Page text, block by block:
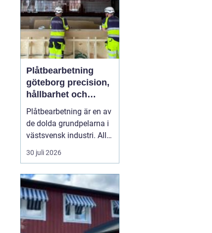
Plåtbearbetning
göteborg precision,
hållbarhet och
smarta lösningar
Plåtbearbetning är en av
de dolda grundpelarna i
västsvensk industri. Allt
från marina
anläggningar längs
maskiner, räcken i
offentliga miljöer och
specialtillverkade
komponenter tillverkas
30 juli 2026